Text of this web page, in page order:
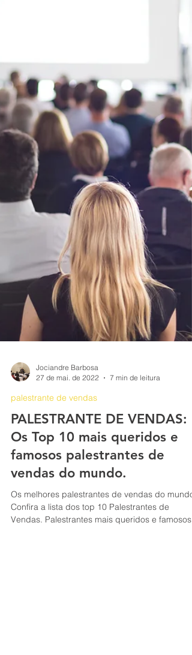
Jociandre Barbosa
27 de mai. de 2022
7 min de leitura
palestrante de vendas
PALESTRANTE DE VENDAS:
Os Top 10 mais queridos e
famosos palestrantes de